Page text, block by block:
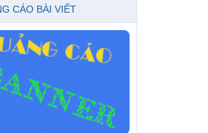
CÁO BÀI VIẾT